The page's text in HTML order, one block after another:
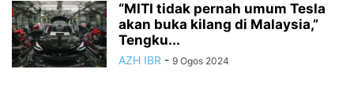
“MITI tidak pernah umum Tesla
akan buka kilang di Malaysia,”
Tengku...
AZH IBR - 9 Ogos 2024